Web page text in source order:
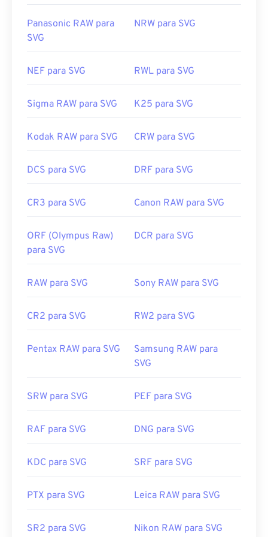
Panasonic RAW para
SVG
NRW para SVG
NEF para SVG RWL para SVG
Sigma RAW para SVG K25 para SVG
Kodak RAW para SVG CRW para SVG
DCS para SVG DRF para SVG
CR3 para SVG Canon RAW para SVG
ORF (Olympus Raw)
para SVG
DCR para SVG
RAW para SVG Sony RAW para SVG
CR2 para SVG RW2 para SVG
Pentax RAW para SVG
Samsung RAW para
SVG
SRW para SVG PEF para SVG
RAF para SVG DNG para SVG
KDC para SVG SRF para SVG
PTX para SVG Leica RAW para SVG
SR2 para SVG Nikon RAW para SVG